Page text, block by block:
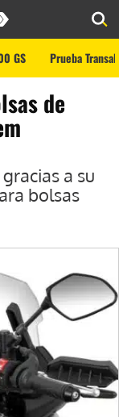
GS Prueba
de
a su
bolsas